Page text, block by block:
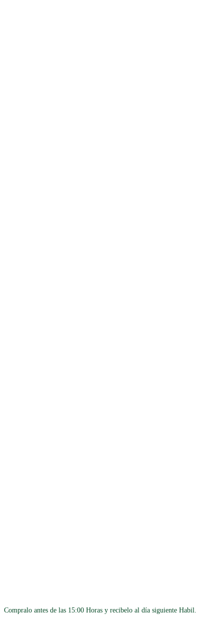
Compralo antes de las 15:00 Horas y recibelo al día siguiente Habil.